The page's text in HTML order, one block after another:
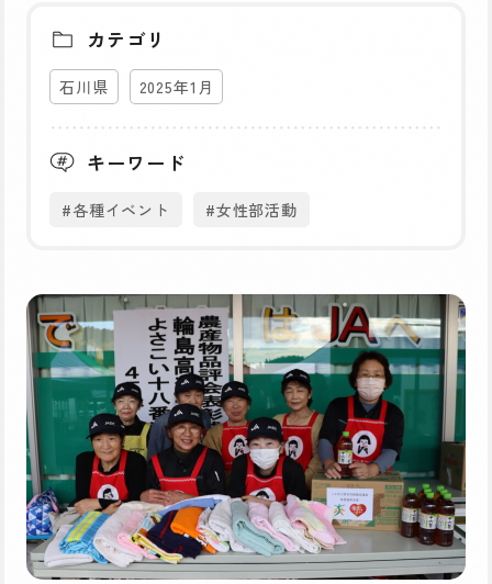
カテゴリ
石川県 2025年1月
キーワード
#各種イベント #女性部活動